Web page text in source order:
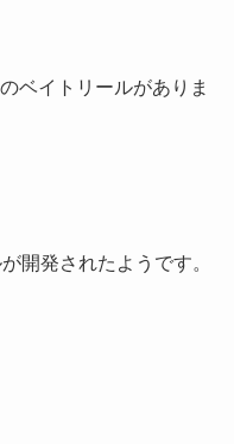
ベイトリールがありま
開発されたようです。